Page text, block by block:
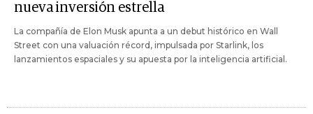
nueva inversión estrella
La compañía de Elon Musk apunta a un debut histórico en Wall
Street con una valuación récord, impulsada por Starlink, los
lanzamientos espaciales y su apuesta por la inteligencia artificial.